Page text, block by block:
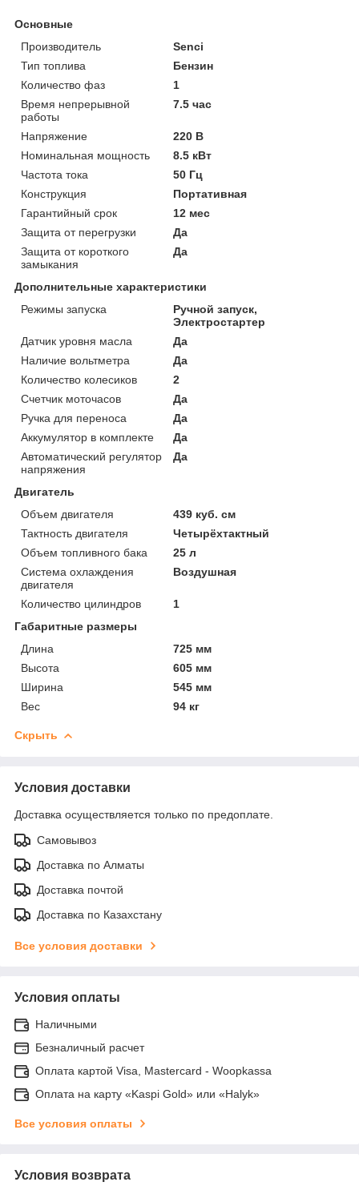
Основные
Производитель
Senci
Тип топлива
Бензин
Количество фаз
1
Время непрерывной
работы
7.5 час
Напряжение
220 В
Номинальная мощность
8.5 кВт
Частота тока
50 Гц
Конструкция
Портативная
Гарантийный срок
12 мес
Защита от перегрузки
Да
Защита от короткого
замыкания
Да
Дополнительные характеристики
Режимы запуска
Ручной запуск,
Электростартер
Датчик уровня масла
Да
Наличие вольтметра
Да
Количество колесиков
2
Счетчик моточасов
Да
Ручка для переноса
Да
Аккумулятор в комплекте
Да
Автоматический регулятор
напряжения
Да
Двигатель
Объем двигателя
439 куб. см
Тактность двигателя
Четырёхтактный
Объем топливного бака
25 л
Система охлаждения
двигателя
Воздушная
Количество цилиндров
1
Габаритные размеры
Длина
725 мм
Высота
605 мм
Ширина
545 мм
Вес
94 кг
Скрыть
Условия доставки
Доставка осуществляется только по предоплате.
Самовывоз
Доставка по Алматы
Доставка почтой
Доставка по Казахстану
Все условия доставки
Условия оплаты
Наличными
Безналичный расчет
Оплата картой Visa, Mastercard - Woopkassa
Оплата на карту «Kaspi Gold» или «Halyk»
Все условия оплаты
Условия возврата